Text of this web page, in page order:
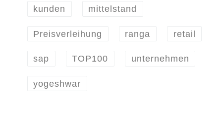
kunden mittelstand
Preisverleihung ranga retail
sap TOP100 unternehmen
yogeshwar